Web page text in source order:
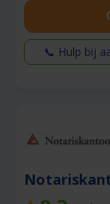
📞 Hulp bij